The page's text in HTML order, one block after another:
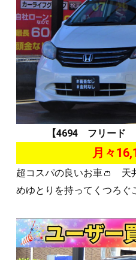
【4694 フリード
月々
超コスパの良いお車👛 天
めゆとりを持ってくつろぐ